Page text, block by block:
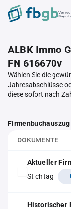
ALBK Immo
FN 616670v
Wählen Sie die
Jahresabschlüsse
diese sofort nach
Firmenbuchauszug
DOKUMENTE
Aktueller
Stichtag
Historischer